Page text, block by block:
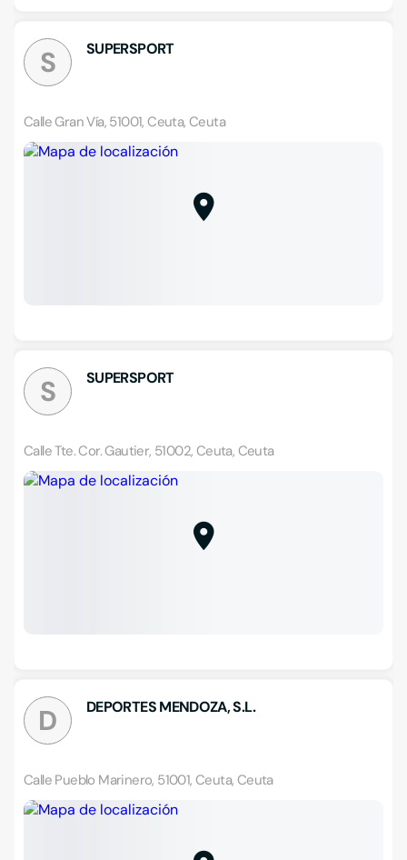
S SUPERSPORT
Calle Gran Vía, 51001, Ceuta, Ceuta
S SUPERSPORT
Calle Tte. Cor. Gautier, 51002, Ceuta, Ceuta
D DEPORTES MENDOZA, S.L.
Calle Pueblo Marinero, 51001, Ceuta, Ceuta